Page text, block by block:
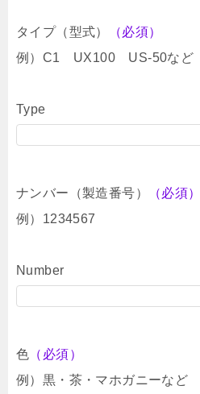
タイプ（型式）
（必須）
例）C1 UX100 US-50など
Type
ナンバー（製造番号）
（必須）
例）1234567
Number
色 （必須）
例）黒・茶・マホガニーなど